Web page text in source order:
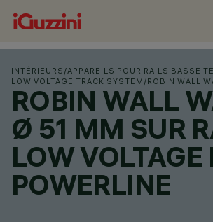
INTÉRIEURS /APPAREILS POUR RAILS BASSE
LOW VOLTAGE TRACK SYSTEM /ROBIN WALL
ROBIN WALL
Ø 51 MM SUR
LOW VOLTAGE
POWERLINE